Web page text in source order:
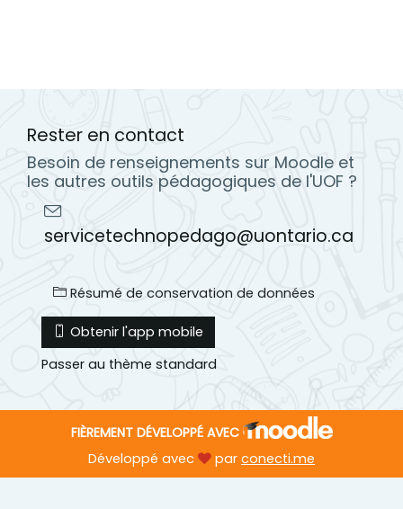
Rester en contact
Besoin de renseignements sur Moodle et
les autres outils pédagogiques de l'UOF ?
servicetechnopedago@uontario.ca
Résumé de conservation de données
Obtenir l'app mobile
Passer au thème standard
FIÈREMENT DÉVELOPPÉ AVEC
Développé avec
par conecti.me